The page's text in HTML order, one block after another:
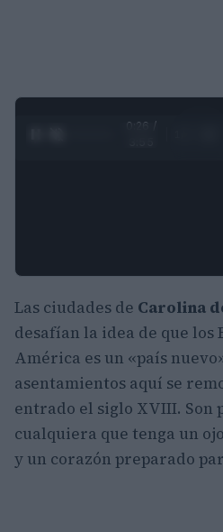
0:28 /
Las ciudades de Carolina
desafían la idea de que los
América es un «país
asentamientos aquí se
entrado el siglo XVIII. Son
cualquiera que tenga un
y un corazón preparado